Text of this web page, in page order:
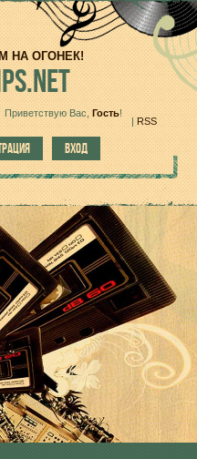
НА ОГОНЕК!
Приветствую Вас Гость!
| RSS
ВХОД